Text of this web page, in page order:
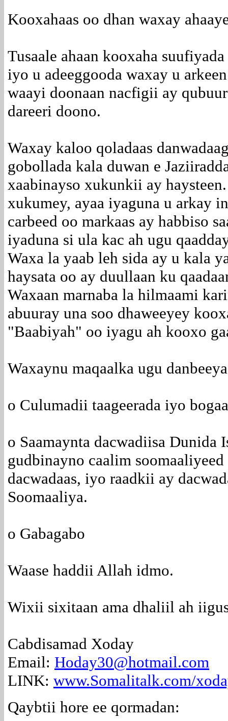
Kooxahaas oo dhan waxay
Tusaale ahaan kooxaha
iyo u adeeggooda waxay u
waayi doonaan nacfigii ay
dareeri doono.
Waxay kaloo qoladaas
gobollada kala duwan e
xaabinayso xukunkii ay
xukumey, ayaa iyaguna u arkay
carbeed oo markaas ay habbiso
iyaduna si ula kac ah ugu
Waxa la yaab leh sida ay u kala
haysata oo ay duullaan ku
Waxaan marnaba la hilmaami
abuuray una soo dhaweeyey
"Baabiyah" oo iyagu ah kooxo
Waxaynu maqaalka ugu
o Culumadii taageerada iyo
o Saamaynta dacwadiisa Dunida
gudbinayno caalim
dacwadaas, iyo raadkii ay
Soomaaliya.
o Gabagabo
Waase haddii Allah idmo.
Wixii sixitaan ama dhaliil ah
Cabdisamad Xoday
Email: Hoday30@hotmail.com
LINK: www.Somalitalk.com/
Qaybtii hore ee qormadan: